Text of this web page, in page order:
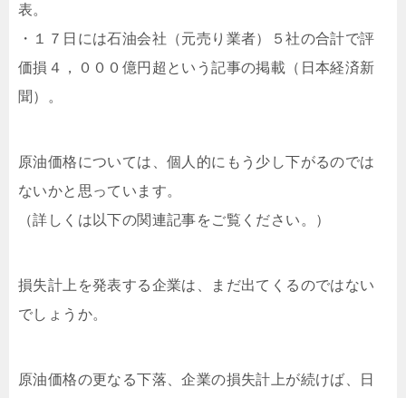
表。
・１７日には石油会社（元売り業者）５社の合計で評
価損４，０００億円超という記事の掲載（日本経済新
聞）。
原油価格については、個人的にもう少し下がるのでは
ないかと思っています。
（詳しくは以下の関連記事をご覧ください。）
損失計上を発表する企業は、まだ出てくるのではない
でしょうか。
原油価格の更なる下落、企業の損失計上が続けば、日